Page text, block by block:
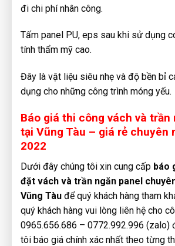
đi chi phí nhân công.
Tấm panel PU, eps sau khi sử dụng
tính thẩm mỹ cao.
Đây là vật liệu siêu nhẹ và độ bền bỉ
dụng cho những công trình móng yếu.
Báo giá thi công vách và trần
tại Vũng Tàu – giá rẻ chuyên
2022
Dưới đây chúng tôi xin cung cấp báo
đặt vách và trần ngăn panel
Vũng Tàu để quý khách hàng tham
quý khách hàng vui lòng liên hệ cho
0965.656.686 – 0772.992.996 (zalo)
tôi báo giá chính xác nhất theo từng